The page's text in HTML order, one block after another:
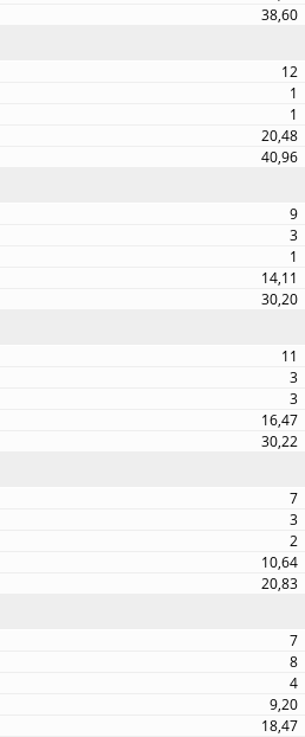
38,60
12
1
1
20,48
40,96
9
3
1
14,11
30,20
11
3
3
16,47
30,22
7
3
2
10,64
20,83
7
8
4
9,20
18,47